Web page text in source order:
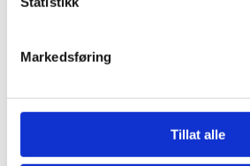
Markedsføring
Tillat alle
Nå må offentlige innkjøpere
LES MER